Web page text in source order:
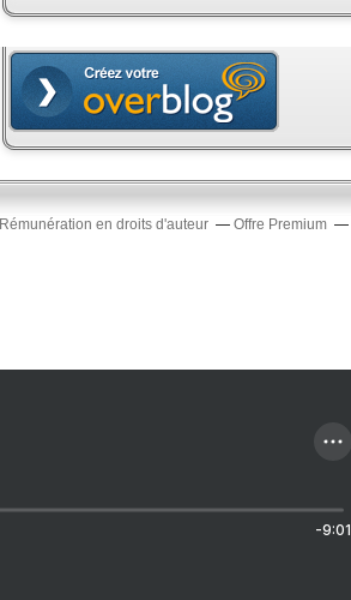
Rémunération en droits d'auteur Offre Premium
-9:01